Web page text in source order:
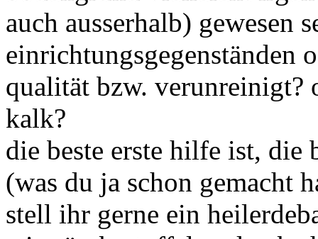
auch ausserhalb) gewesen
einrichtungsgegenständen
qualität bzw. verunreinigt?
kalk?
die beste erste hilfe ist, die
(was du ja schon gemacht
stell ihr gerne ein